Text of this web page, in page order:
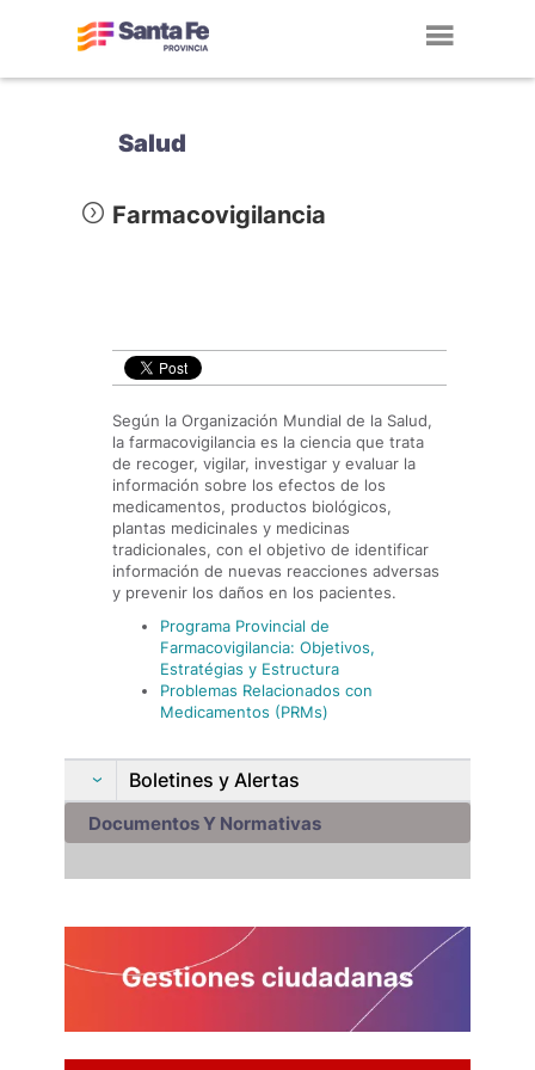
Salud
Farmacovigilancia
Según la Organización Mundial de la Salud,
la farmacovigilancia es la ciencia que trata
de recoger, vigilar, investigar y evaluar la
información sobre los efectos de los
medicamentos, productos biológicos,
plantas medicinales y medicinas
tradicionales, con el objetivo de identificar
información de nuevas reacciones adversas
y prevenir los daños en los pacientes.
Programa Provincial de
Farmacovigilancia: Objetivos,
Estratégias y Estructura
Problemas Relacionados con
Medicamentos (PRMs)
Boletines y Alertas
Documentos Y Normativas